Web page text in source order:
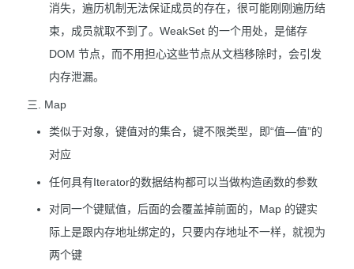
消失，遍历机制无法保证成员的存在，很可能刚刚遍历结
束，成员就取不到了。WeakSet 的一个用处，是储存
DOM 节点，而不用担心这些节点从文档移除时，会引发
内存泄漏。
三. Map
类似于对象，键值对的集合，键不限类型，即“值—值”的
对应
任何具有Iterator的数据结构都可以当做构造函数的参数
对同一个键赋值，后面的会覆盖掉前面的，Map 的键实
际上是跟内存地址绑定的，只要内存地址不一样，就视为
两个键